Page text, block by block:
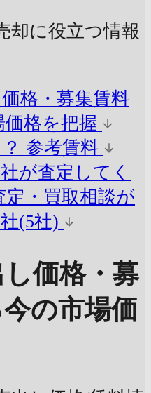
却に役立つ情報
格・募集賃料
価格を把握
参考賃料
が査定してく
定・買取相談が
(5社)
価格・募
今の市場価